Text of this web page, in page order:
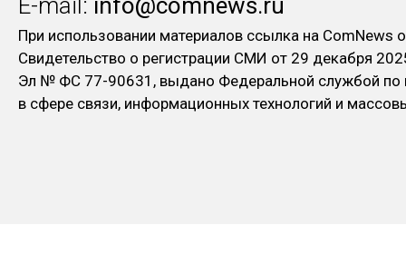
E-mail: info@comnews.ru
При использовании материалов ссылка на ComNews
Свидетельство о регистрации СМИ от 29 декабря
Эл № ФC 77-90631, выдано Федеральной службой по
в сфере связи, информационных технологий и